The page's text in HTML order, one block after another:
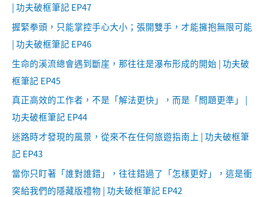
| 功夫破框筆記 EP47
握緊拳頭，只能掌控手心大小；張開雙手，才能擁抱無限可能
| 功夫破框筆記 EP46
生命的溪流總會遇到斷崖，那往往是瀑布形成的開始 | 功夫破
框筆記 EP45
真正高效的工作者，不是「解法更快」，而是「問題更準」 |
功夫破框筆記 EP44
迷路時才發現的風景，從來不在任何旅遊指南上 | 功夫破框筆
記 EP43
當你只盯著「誰對誰錯」，往往錯過了「怎樣更好」，這是衝
突給我們的隱藏版禮物 | 功夫破框筆記 EP42